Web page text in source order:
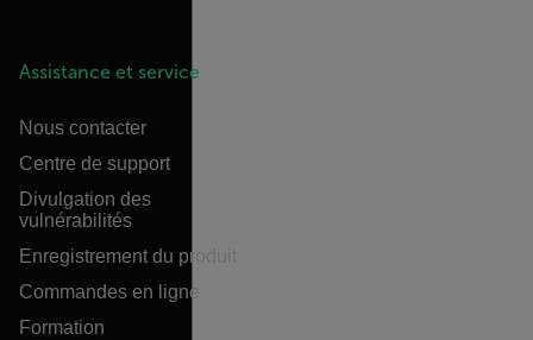
Assistance et service
Nous contacter
Centre de support
Divulgation des
vulnérabilités
Enregistrement du produit
Commandes en ligne
Formation